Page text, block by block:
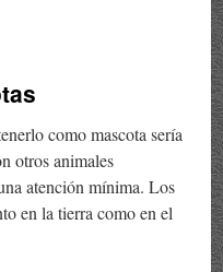
como mascota sería
otros animales
atención mínima. Los
en la tierra como en el